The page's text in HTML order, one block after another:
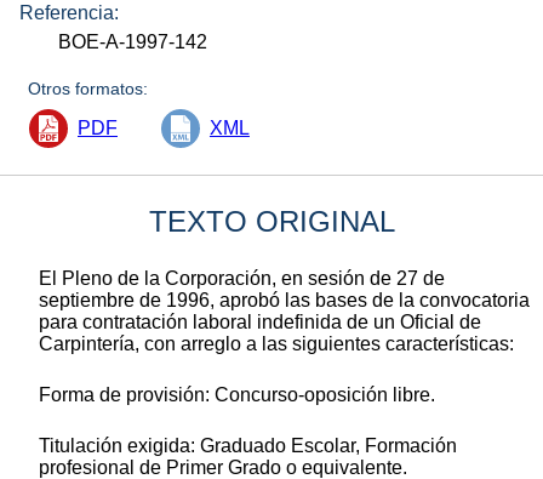
Referencia:
BOE-A-1997-142
Otros formatos:
PDF XML
TEXTO ORIGINAL
El Pleno de la Corporación, en sesión de 27 de
septiembre de 1996, aprobó las bases de la convocatoria
para contratación laboral indefinida de un Oficial de
Carpintería, con arreglo a las siguientes características:
Forma de provisión: Concurso-oposición libre.
Titulación exigida: Graduado Escolar, Formación
profesional de Primer Grado o equivalente.